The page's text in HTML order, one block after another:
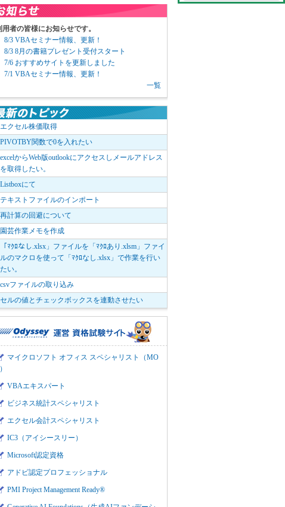
用者の皆様にお知らせです。
8/3 VBAセミナー情報、更新！
8/3 8月の書籍プレゼント受付スタート
7/6 おすすめサイトを更新しました
7/1 VBAセミナー情報、更新！
一覧
エクセル株価取得
PIVOTBY関数で0を入れたい
excelからWeb版outlookにアクセスしメールアドレス
を取得したい。
Listboxにて
テキストファイルのインポート
再計算の回避について
園芸作業メモを作成
「ﾏｸﾛなし.xlsx」ファイルを「ﾏｸﾛあり.xlsm」ファイ
ルのマクロを使って「ﾏｸﾛなし.xlsx」で作業を行い
たい。
csvファイルの取り込み
セルの値とチェックボックスを連動させたい
マイクロソフト オフィス スペシャリスト（MO
VBAエキスパート
ビジネス統計スペシャリスト
エクセル会計スペシャリスト
IC3（アイシースリー）
Microsoft認定資格
アドビ認定プロフェッショナル
PMI Project Management Ready®